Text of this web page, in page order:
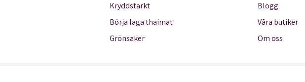
Kryddstarkt
Börja laga thaimat
Grönsaker
Blogg
Våra butiker
Om oss